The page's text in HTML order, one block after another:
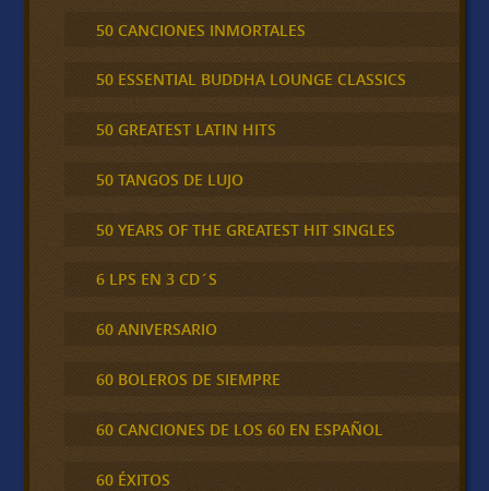
50 CANCIONES INMORTALES
50 ESSENTIAL BUDDHA LOUNGE CLASSICS
50 GREATEST LATIN HITS
50 TANGOS DE LUJO
50 YEARS OF THE GREATEST HIT SINGLES
6 LPS EN 3 CD´S
60 ANIVERSARIO
60 BOLEROS DE SIEMPRE
60 CANCIONES DE LOS 60 EN ESPAÑOL
60 ÉXITOS